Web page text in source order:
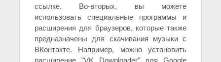
ссылке. Во-вторых, вы можете
использовать специальные программы и
расширения для браузеров, которые также
предназначены для скачивания музыки с
ВКонтакте. Например, можно установить
расширение "VK Downloader" для Google